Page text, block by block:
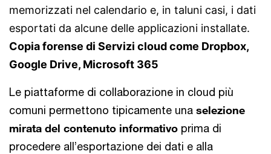
memorizzati nel calendario e, in taluni casi, i dati
esportati da alcune delle applicazioni installate.
Copia forense di Servizi cloud come Dropbox,
Google Drive, Microsoft 365
Le piattaforme di collaborazione in cloud più
comuni permettono tipicamente una selezione
mirata del contenuto informativo prima di
procedere all’esportazione dei dati e alla